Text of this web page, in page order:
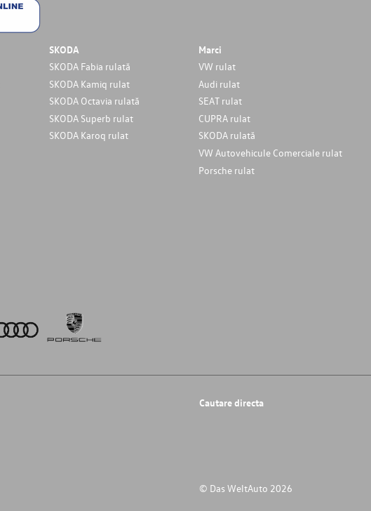
SKODA
SKODA Fabia rulată
SKODA Kamiq rulat
SKODA Octavia rulată
SKODA Superb rulat
SKODA Karoq rulat
Marci
VW rulat
Audi rulat
SEAT rulat
CUPRA rulat
SKODA rulată
VW Autovehicule Comerciale rulat
Porsche rulat
Cautare directa
© Das WeltAuto 2026